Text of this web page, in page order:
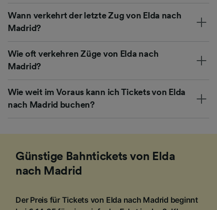
Wann verkehrt der letzte Zug von Elda nach
Madrid?
Wie oft verkehren Züge von Elda nach
Madrid?
Wie weit im Voraus kann ich Tickets von Elda
nach Madrid buchen?
Günstige Bahntickets von Elda
nach Madrid
Der Preis für Tickets von Elda nach Madrid beginnt